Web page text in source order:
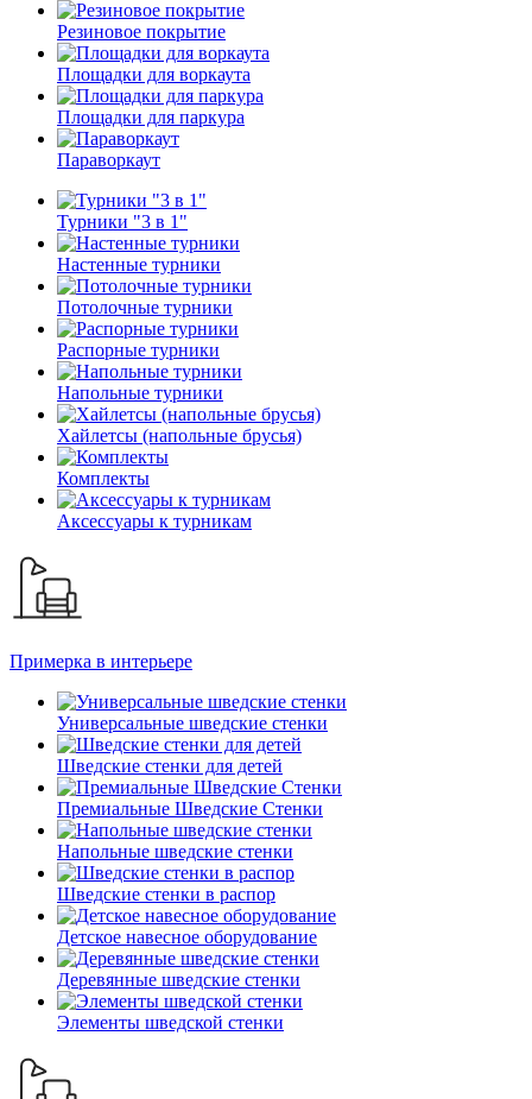
Резиновое покрытие
Площадки для воркаута
Площадки для паркура
Параворкаут
Турники "3 в 1"
Настенные турники
Потолочные турники
Распорные турники
Напольные турники
Хайлетсы (напольные брусья)
Комплекты
Аксессуары к турникам
Примерка в интерьере
Универсальные шведские стенки
Шведские стенки для детей
Премиальные Шведские Стенки
Напольные шведские стенки
Шведские стенки в распор
Детское навесное оборудование
Деревянные шведские стенки
Элементы шведской стенки